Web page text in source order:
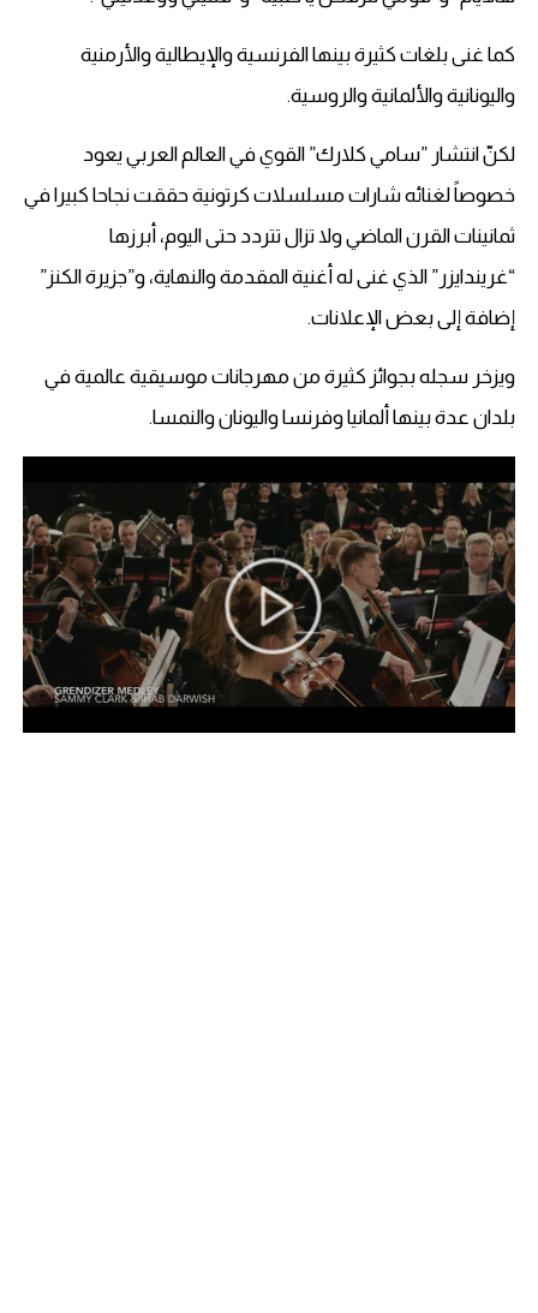
كما غنى بلغات كثيرة بينها الفرنسية والإيطالية والأرمنية
واليونانية والألمانية والروسية.
لكنّ انتشار ”سامي كلارك” القوي في العالم العربي يعود
خصوصاً لغنائه شارات مسلسلات كرتونية حققت نجاحا كبيرا في
ثمانينات القرن الماضي ولا تزال تتردد حتى اليوم، أبرزها
“غريندايزر” الذي غنى له أغنية المقدمة والنهاية، و”جزيرة الكنز”
إضافة إلى بعض الإعلانات.
ويزخر سجله بجوائز كثيرة من مهرجانات موسيقية عالمية في
بلدان عدة بينها ألمانيا وفرنسا واليونان والنمسا.